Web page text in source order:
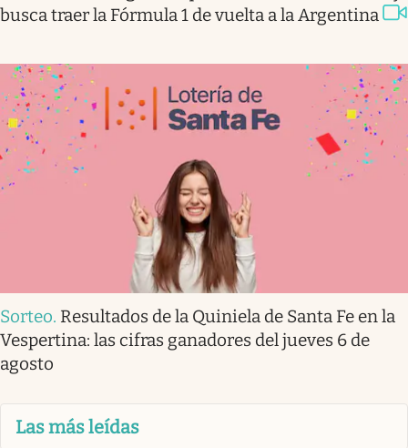
busca traer la Fórmula 1 de vuelta a la Argentina
Sorteo. Resultados de la Quiniela de Santa Fe en la
Vespertina: las cifras ganadores del jueves 6 de
agosto
Las más leídas